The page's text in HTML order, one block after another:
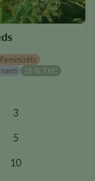
Feminizēts
18 % THC
3
5
10